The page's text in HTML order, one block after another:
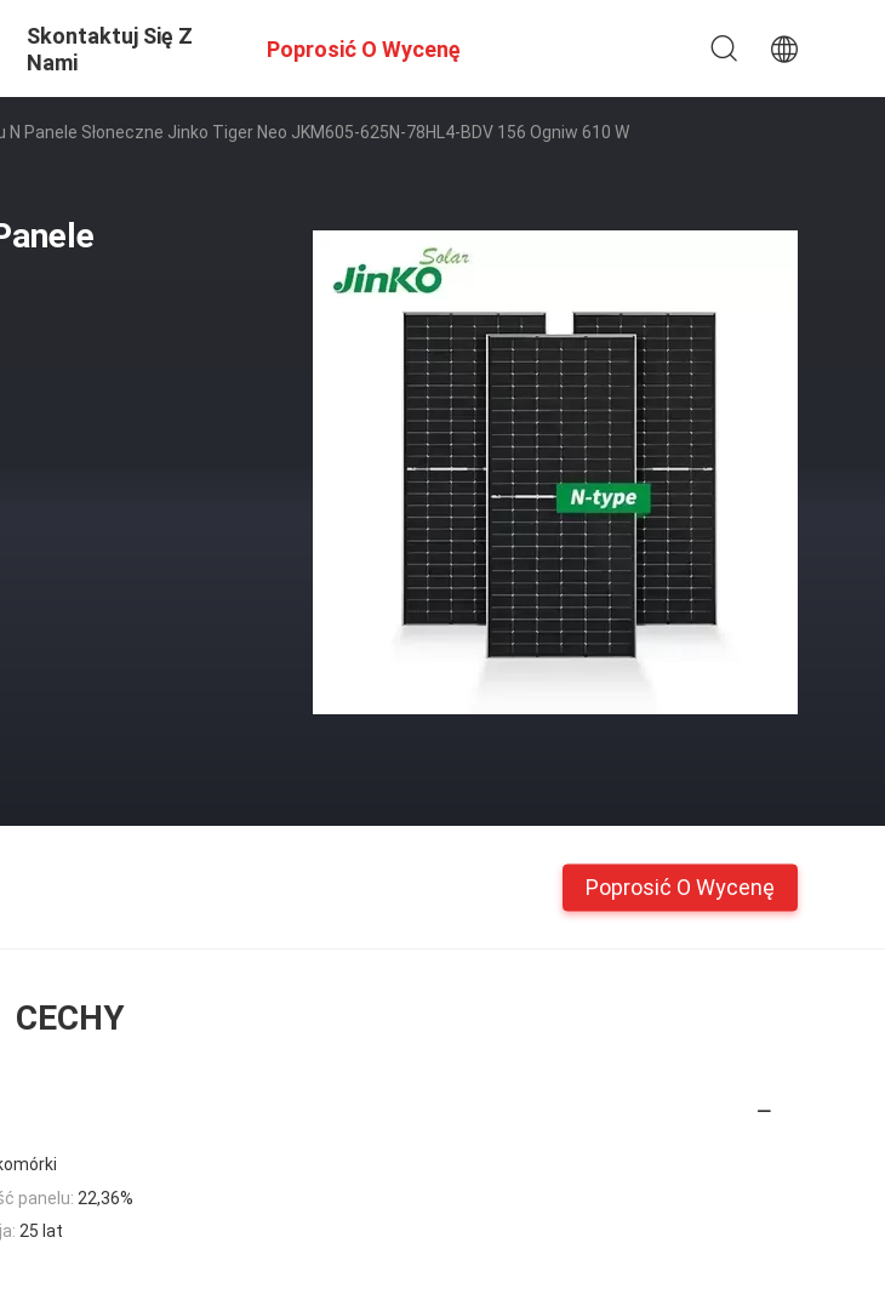
Skontaktuj Się Z
Nami
Poprosić O Wycenę
Panele Słoneczne Jinko Tiger Neo JKM605-625N-78HL4-BDV 156 Ogniw 610 W
Poprosić O Wycenę
CECHY
panelu: 22,36%
25 lat